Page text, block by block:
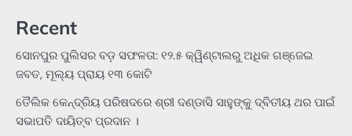
Recent
ସୋନପୁର ପୁଲିସର ବଡ଼ ସଫଳତା: ୧୨.୫ କ୍ୱିଣ୍ଟାଲରୁ ଅଧିକ ଗଞ୍ଜେଇ
ଜବତ, ମୂଲ୍ୟ ପ୍ରାୟ ୧୩ କୋଟି
ତୈଲିକ କେନ୍ଦ୍ରିୟ ପରିଷଦରେ ଶ୍ରୀ ଦଣ୍ଡାସି ସାହୁଙ୍କୁ ଦ୍ବିତୀୟ ଥର ପାଇଁ
ସଭାପତି ଦାୟିତ୍ବ ପ୍ରଦାନ ।